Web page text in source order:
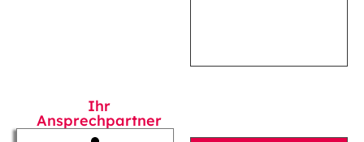
Ihr
Ansprechpartner